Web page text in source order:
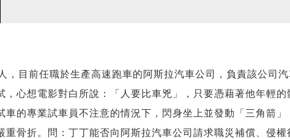
目前任職於生產高速跑車的阿斯拉汽車公司，負責該公司
心想電影對白所說：「人要比車兇」，只要憑藉著他年輕
的專業試車員不注意的情況下，閃身坐上並發動「三角箭
骨折。問：丁丁能否向阿斯拉汽車公司請求職災補償、侵權